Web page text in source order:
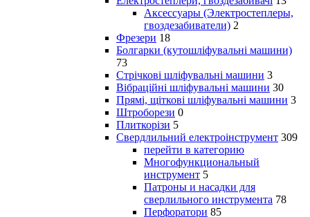
Аксессуары (Электростеплеры,
гвоздезабиватели) 2
Фрезери 18
Болгарки (кутошліфувальні машини)
73
Стрічкові шліфувальні машини 3
Вібраційні шліфувальні машини 30
Прямі, щіткові шліфувальні машини 3
Штроборези 0
Плиткорізи 5
Свердлильний електроінструмент 309
перейти в категорию
Многофункциональный
инструмент 5
Патроны и насадки для
сверлильного инструмента 78
Перфоратори 85